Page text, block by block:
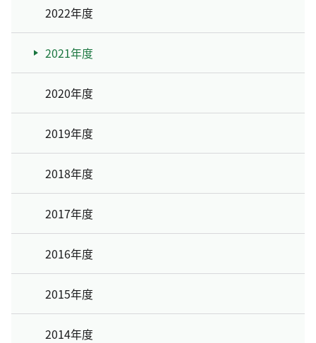
2022年度
2021年度
2020年度
2019年度
2018年度
2017年度
2016年度
2015年度
2014年度